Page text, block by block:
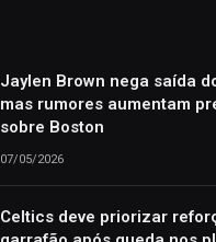
Jaylen Brown nega saída
mas rumores aumentam
sobre Boston
07/05/2026
Celtics deve priorizar